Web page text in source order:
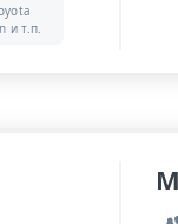
и т.п.